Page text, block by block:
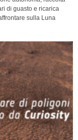
di guasto e ricarica
sulla Luna